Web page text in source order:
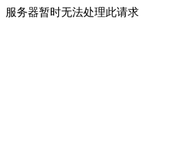
服务器暂时无法处理此请求